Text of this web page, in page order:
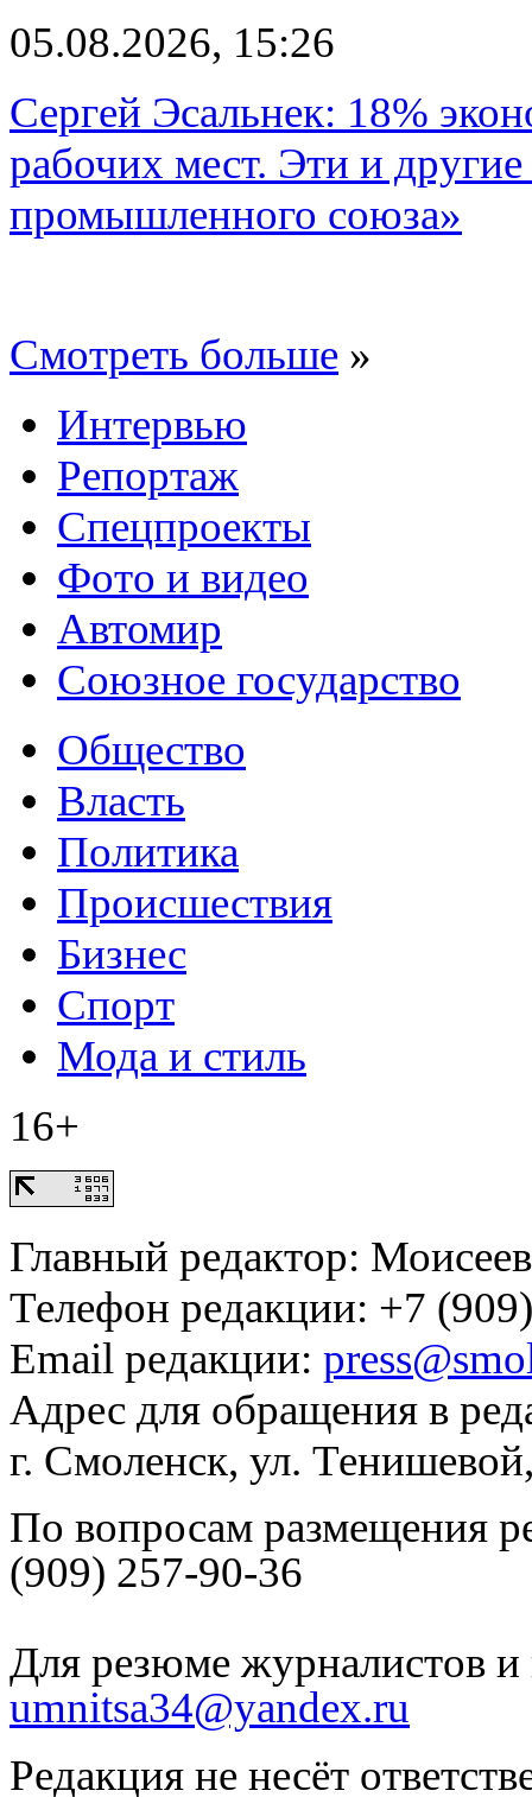
05.08.2026, 15:26
Сергей Эсальнек: 18%
рабочих мест. Эти и
промышленного союза»
Смотреть больше »
Интервью
Репортаж
Спецпроекты
Фото и видео
Автомир
Союзное государство
Общество
Власть
Политика
Происшествия
Бизнес
Спорт
Мода и стиль
16+
Главный редактор:
Телефон редакции: +7
Email редакции:
Адрес для обращения в
г. Смоленск, ул.
По вопросам размещения
(909) 257-90-36
Для резюме журналистов и
umnitsa34@yandex.ru
Редакция не несёт